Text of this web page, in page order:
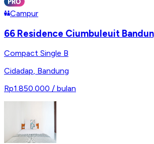
Campur
66 Residence Ciumbuleuit
Compact Single B
Cidadap, Bandung
Rp1.850.000 / bulan